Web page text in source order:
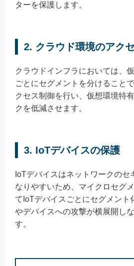
ターを保護します。
2. クラウド環境のアク
クラウドインフラにおいては、
ごとにセグメントを分けること
クセス制御を行い、仮想環境特
クを低減させます。
3. IoTデバイスの保護
IoTデバイスはネットワークのセ
なりやすいため、マイクロセグ
てIoTデバイスごとにセグメント
やデバイスへの攻撃が横展開し
す。